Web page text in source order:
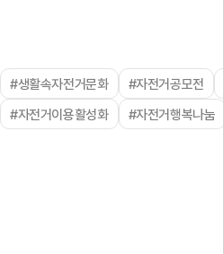
#생활속자전거문화 #자전거공모전
#자전거이용활성화
#자전거행복나눔